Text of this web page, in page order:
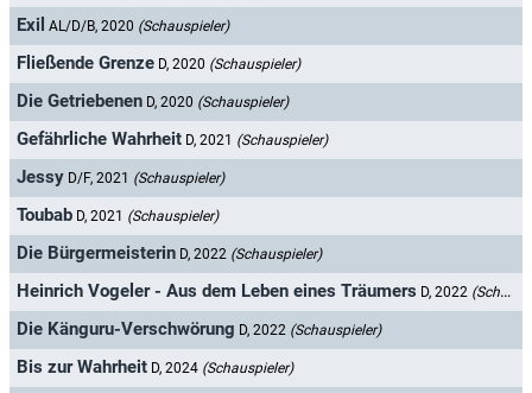
Exil AL/D/B, 2020 (Schauspieler)
Fließende Grenze D, 2020 (Schauspieler)
Die Getriebenen D, 2020 (Schauspieler)
Gefährliche Wahrheit D, 2021 (Schauspieler)
Jessy D/F, 2021 (Schauspieler)
Toubab D, 2021 (Schauspieler)
Die Bürgermeisterin D, 2022 (Schauspieler)
Heinrich Vogeler - Aus dem Leben eines Träumers D, 2022 (Schauspieler)
Die Känguru-Verschwörung D, 2022 (Schauspieler)
Bis zur Wahrheit D, 2024 (Schauspieler)